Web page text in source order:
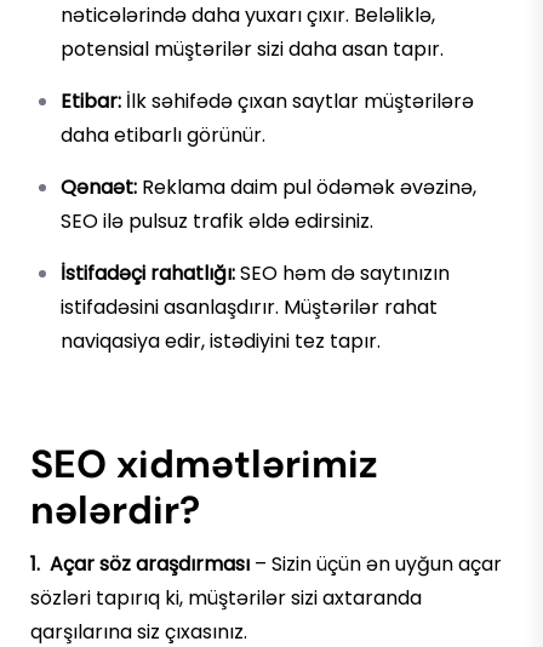
nəticələrində daha yuxarı çıxır. Beləliklə,
potensial müştərilər sizi daha asan tapır.
Etibar: İlk səhifədə çıxan saytlar müştərilərə
daha etibarlı görünür.
Qənaət: Reklama daim pul ödəmək əvəzinə,
SEO ilə pulsuz trafik əldə edirsiniz.
İstifadəçi rahatlığı:SEO həm də saytınızın
istifadəsini asanlaşdırır. Müştərilər rahat
naviqasiya edir, istədiyini tez tapır.
SEO xidmətlərimiz
nələrdir?
1. Açar söz araşdırması – Sizin üçün ən uyğun açar
sözləri tapırıq ki, müştərilər sizi axtaranda
qarşılarına siz çıxasınız.